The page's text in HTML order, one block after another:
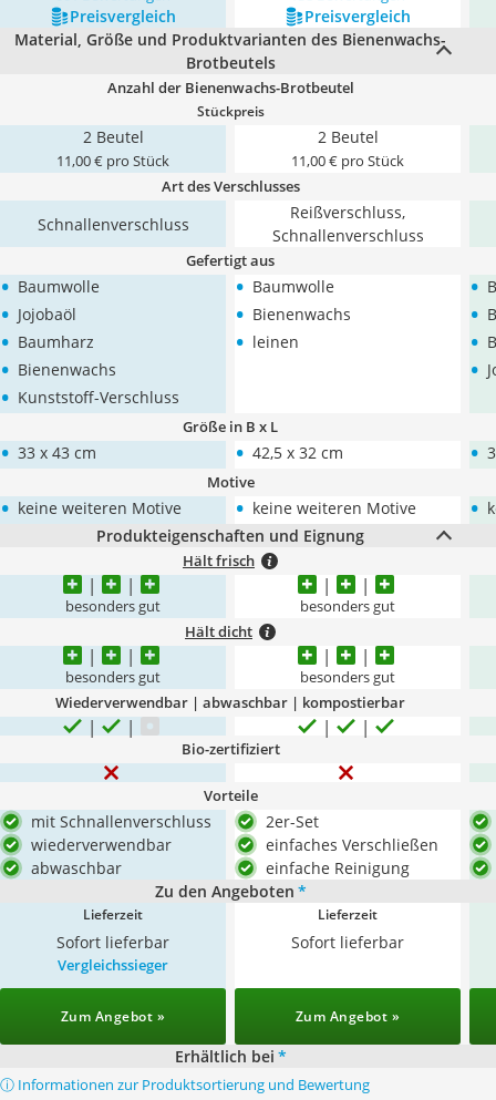
Preis­vergleich
Preis­vergleich
Material, Größe und Produktvarianten des Bienenwachs-
Brotbeutels
Anzahl der Bienenwachs-Brotbeutel
Stückpreis
2 Beutel
11,00 € pro Stück
2 Beutel
11,00 € pro Stück
Art des Verschlusses
Schnallenverschluss
Reißverschluss,
Schnallenverschluss
Gefertigt aus
• Baumwolle
• Jojobaöl
• Baumharz
• Bienenwachs
• Kunststoff-Verschluss
• Baumwolle
• Bienenwachs
• leinen
•
•
•
•
Größe in B x L
• 33 x 43 cm • 42,5 x 32 cm •
Motive
• keine weiteren Motive • keine weiteren Motive •
Produkteigenschaften und Eignung
Hält frisch
besonders gut besonders gut
Hält dicht
besonders gut besonders gut
Wiederverwendbar | abwaschbar | kompostierbar
Bio-zertifiziert
Vorteile
mit Schnallenverschluss
wiederverwendbar
abwaschbar
2er-Set
einfaches Verschließen
einfache Reinigung
Zu den Angeboten *
Lieferzeit
Sofort lieferbar
Lieferzeit
Sofort lieferbar
Vergleichssieger
Zum Angebot » Zum Angebot »
Erhältlich bei *
ⓘ Informationen zur Produktsortierung und Bewertung